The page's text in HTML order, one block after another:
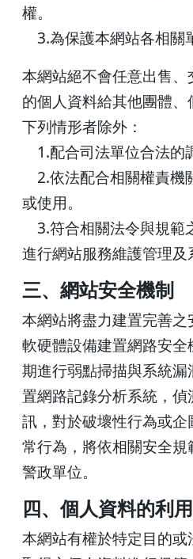
權。
3.為保護本網站各相關
本網站絕不會任意出售
的個人資料給其他團體
下列情形者除外：
1.配合司法單位合法的
2.依法配合相關權責機
或使用。
3.符合相關法令與規範
進行網站服務維護管理及
三、網站安全機制
本網站將盡力建置完善
軟硬體設備建置網路安
期進行弱點掃描與系統
置網路記錄分析系統，
訊，對於破壞性行為或
常行為，將依相關安全
警政單位。
四、個人資料的利
本網站有權於特定目的